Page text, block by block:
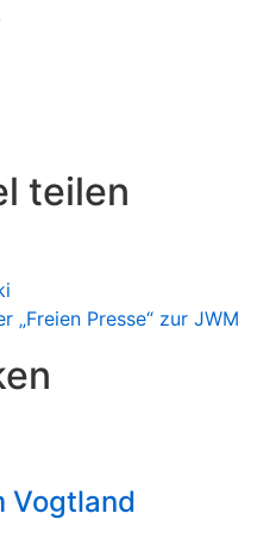
teilen
„Freien Presse“ zur JWM
Vogtland